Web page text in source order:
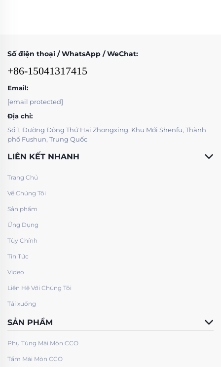
Số điện thoại / WhatsApp / WeChat:
+86-15041317415
Email:
[email protected]
Địa chỉ:
Số 1, Đường Đông Thứ Hai Zhongxing, Khu Mới Shenfu, Thành
phố Fushun, Trung Quốc
LIÊN KẾT NHANH
Trang Chủ
Về Chúng Tôi
Sản phẩm
Ứng Dụng
Tùy Chỉnh
Tin Tức
Video
Liên Hệ Với Chúng Tôi
Tải xuống
SẢN PHẨM
Phụ Tùng Mài Mòn CCO
Tấm Mài Mòn CCO